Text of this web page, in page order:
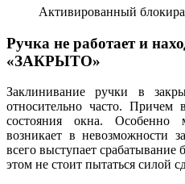
Активированный
Ручка не работает и
«ЗАКРЫТО»
Заклинивание ручки в
относительно часто. Причем
состояния окна. Особенно
возникает в невозможности
всего выступает
этом не стоит пытаться силой